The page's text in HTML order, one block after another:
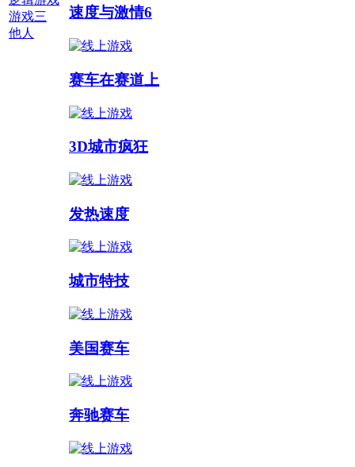
游戏三
他人
速度与激情6
赛车在赛道上
3D城市疯狂
发热速度
城市特技
美国赛车
奔驰赛车